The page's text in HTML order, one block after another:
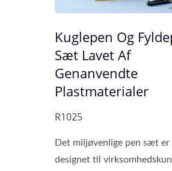
Kuglepen Og
Sæt Lavet Af
Genanvendte
Plastmaterialer
R1025
Det miljøvenlige pen sæt er
designet til